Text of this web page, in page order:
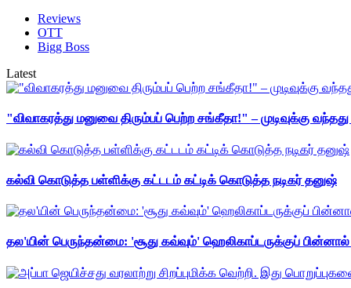
Reviews
OTT
Bigg Boss
Latest
"விவாகரத்து மனுவை திரும்பப் பெற்ற சங்கீதா!" – முடிவுக்கு
கல்வி கொடுத்த பள்ளிக்கு கட்டடம் கட்டிக் கொடுத்த நடிகர் தனுஷ்
தல'யின் பெருந்தன்மை: 'சூது கவ்வும்' ஹெலிகாப்டருக்குப்